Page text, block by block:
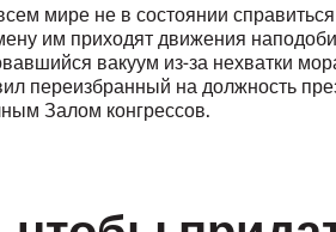
мире не в состоянии
им приходят движения
вакуум из-за нехватки
переизбранный на должность
Залом конгрессов.